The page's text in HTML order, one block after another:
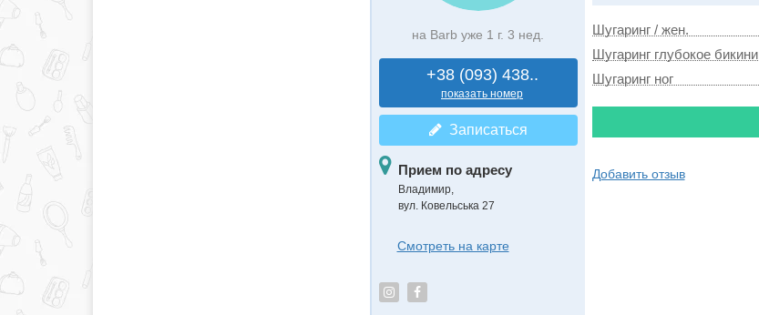
на Barb уже 1 г. 3 нед.
+38 (093) 438..
показать номер
Записаться
Прием по адресу
Владимир,
вул. Ковельська 27
Смотреть на карте
Шугаринг / жен.
Шугаринг глубокое бикини
Шугаринг ног
Добавить отзыв